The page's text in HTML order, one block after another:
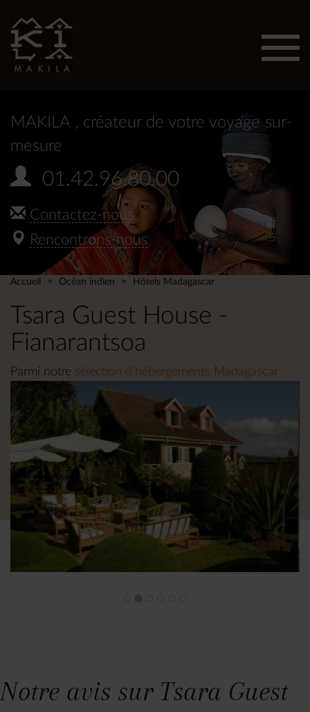
MAKILA , créateur de votre voyage sur-
mesure
01.42.96.80.00
Contactez-nous
Rencontrons-nous
Accueil Océan indien Hôtels Madagascar
Tsara Guest House -
Fianarantsoa
Parmi notre sélection d'hébergements Madagascar
Notre avis sur Tsara Guest